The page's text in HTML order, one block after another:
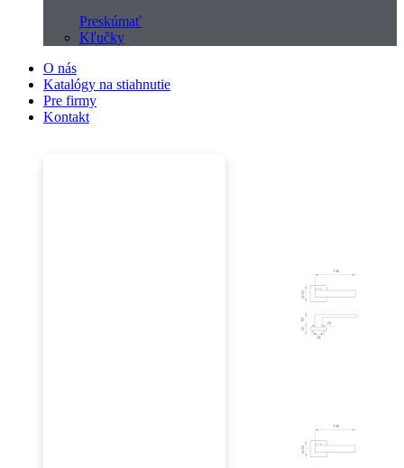
Preskúmať
Kľučky
O nás
Katalógy na stiahnutie
Pre firmy
Kontakt